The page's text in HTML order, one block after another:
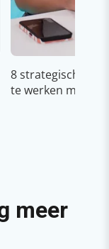
8 strategische
te werken met
meer